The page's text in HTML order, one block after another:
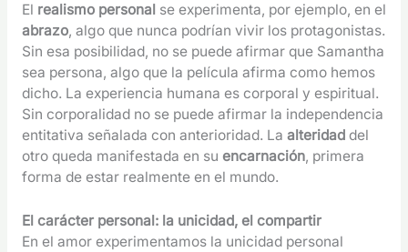
El realismo personalse experimenta, por ejemplo, en el
abrazo, algo que nunca podrían vivir los protagonistas.
Sin esa posibilidad, no se puede afirmar que Samantha
sea persona, algo que la película afirma como hemos
dicho. La experiencia humana es corporal y espiritual.
Sin corporalidad no se puede afirmar la independencia
entitativa señalada con anterioridad. La alteridad del
otro queda manifestada en su encarnación, primera
forma de estar realmente en el mundo.
El carácter personal: la unicidad, el compartir
En el amor experimentamos la unicidad personal